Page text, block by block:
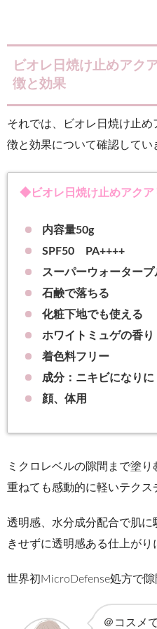
ビオレ日焼け止めアク
徴と効果
それでは、ビオレ日焼け止
徴と効果について確認してい
◆ビオレ日焼け止めアクア
内容量50g
SPF50 PA++++
スーパーウォータープ
石鹸で落ちる
化粧下地でも使える
ホワイトミュゲの香り
着色料フリー
成分：ニキビになり
顔、体用
ミクロレベルの隙間まで塗り
重ねても感動的に軽いテクス
透明感、水分成分配合で肌
きせずに透明感ある仕上がり
世界初MicroDefense処方で隙
＠コスメ